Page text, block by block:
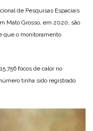
de Pesquisas Espaciais
Mato Grosso, em 2020, são
que o monitoramento
focos de calor no
tinha sido registrado